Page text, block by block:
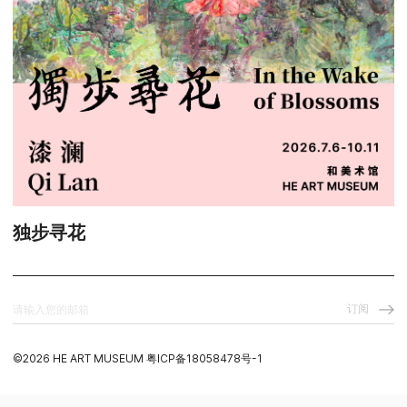
独步寻花
订阅
©️2026 HE ART MUSEUM 粤ICP备18058478号-1